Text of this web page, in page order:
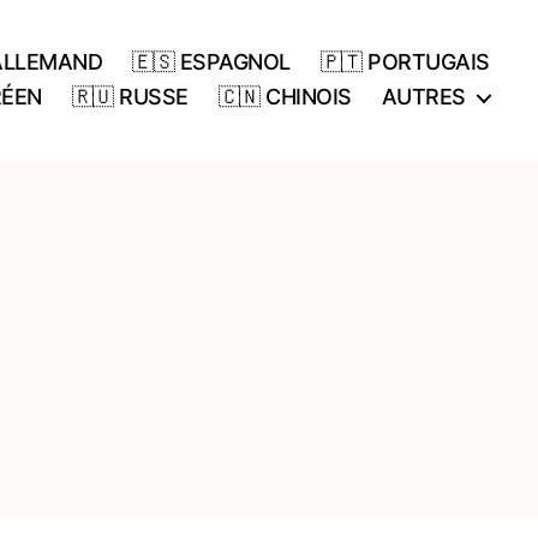
🇪🇸 ESPAGNOL
🇵🇹 PORTUGAIS
🇷🇺 RUSSE 🇨🇳 CHINOIS AUTRES